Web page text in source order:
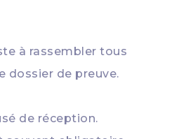
à rassembler tous
dossier de preuve.
de réception.